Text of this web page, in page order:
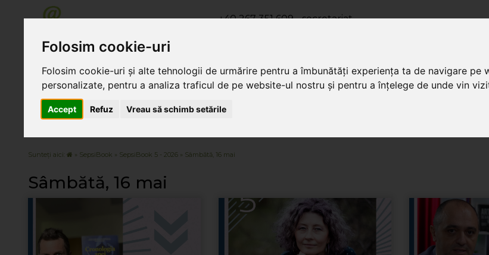
Folosim cookie-uri
Folosim cookie-uri și alte tehnologii de urmărire pentru a îmbunătăți experiența ta de navigare
personalizate, pentru a analiza traficul de pe website-ul nostru și pentru a înțelege de unde vin
Accept Refuz Vreau să schimb setările
+40 267 351 609 - secretariat
CONT DE CITITOR
Despre noi Servicii Orar de vară
Sunteți aici: SepsiBook SepsiBook 5 - 2026 » Sâmbătă, 16 mai
Sâmbătă, 16 mai